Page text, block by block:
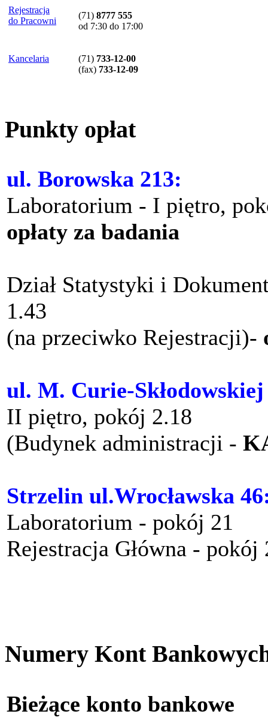
Rejestracja
do Pracowni
(71) 8777 555
od 7:30 do 17:00
Kancelaria (71) 733-12-00
(fax) 733-12-09
Punkty opłat
ul. Borowska 213:
Laboratorium - I piętro,
opłaty za badania
Dział Statystyki i
1.43
(na przeciwko Rejestracji)-
ul. M. Curie-Skłodowskiej
II piętro, pokój 2.18
(Budynek administracji -
Strzelin ul.Wrocławska
Laboratorium - pokój 21
Rejestracja Główna -
Numery Kont
Bieżące konto